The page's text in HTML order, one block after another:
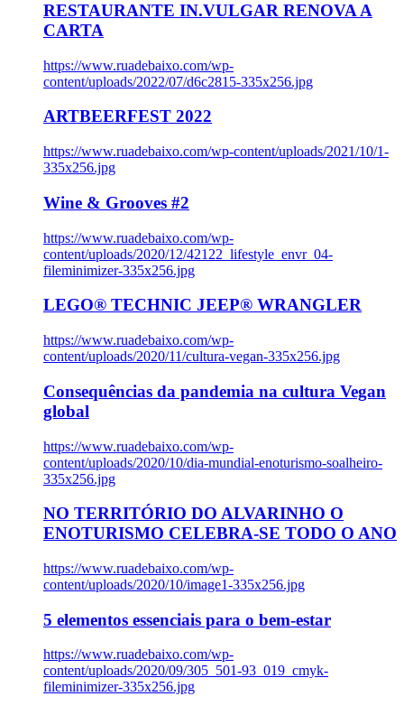
RESTAURANTE IN.VULGAR RENOVA A
CARTA
https://www.ruadebaixo.com/wp-
content/uploads/2022/07/d6c2815-335x256.jpg
ARTBEERFEST 2022
https://www.ruadebaixo.com/wp-content/uploads/2021/10/1-
335x256.jpg
Wine & Grooves #2
https://www.ruadebaixo.com/wp-
content/uploads/2020/12/42122_lifestyle_envr_04-
fileminimizer-335x256.jpg
LEGO® TECHNIC JEEP® WRANGLER
https://www.ruadebaixo.com/wp-
content/uploads/2020/11/cultura-vegan-335x256.jpg
Consequências da pandemia na cultura Vegan
global
https://www.ruadebaixo.com/wp-
content/uploads/2020/10/dia-mundial-enoturismo-soalheiro-
335x256.jpg
NO TERRITÓRIO DO ALVARINHO O
ENOTURISMO CELEBRA-SE TODO O ANO
https://www.ruadebaixo.com/wp-
content/uploads/2020/10/image1-335x256.jpg
5 elementos essenciais para o bem-estar
https://www.ruadebaixo.com/wp-
content/uploads/2020/09/305_501-93_019_cmyk-
fileminimizer-335x256.jpg